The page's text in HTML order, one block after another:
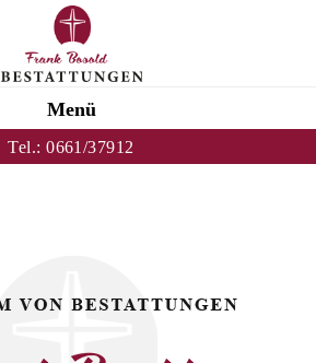
Menü
Tel.:0661/37912
HOMEPAGE